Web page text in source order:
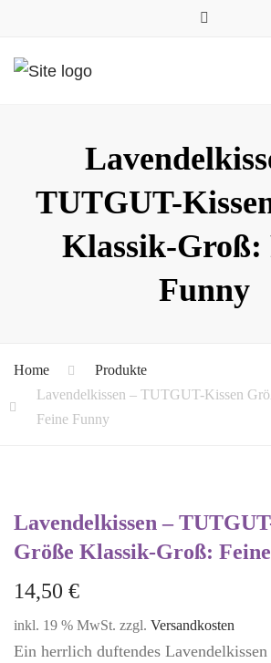
0157.77545786
TUTGUT-
Klassik-Groß:
Funny
Home
Produkte
Lavendelkissen – TUTGUT-Kissen
Feine Funny
Lavendelkissen –
Größe Klassik-Groß:
14,50 €
inkl. 19 % MwSt. zzgl. Versandkosten
Ein herrlich duftendes